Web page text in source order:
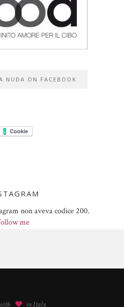
NUDA ON FACEBOOK
non aveva codice 200.
me
in Italy